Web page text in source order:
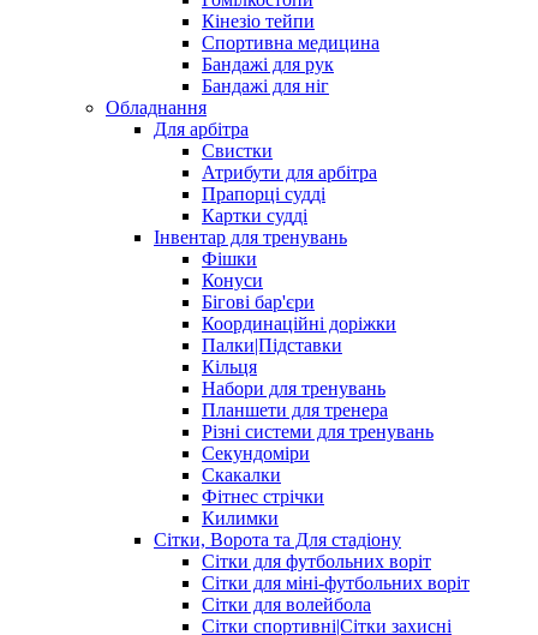
Кінезіо тейпи
Спортивна медицина
Бандажі для рук
Бандажі для ніг
Обладнання
Для арбітра
Свистки
Атрибути для арбітра
Прапорці судді
Картки судді
Інвентар для тренувань
Фішки
Конуси
Бігові бар'єри
Координаційні доріжки
Палки|Підставки
Кільця
Набори для тренувань
Планшети для тренера
Різні системи для тренувань
Секундоміри
Скакалки
Фітнес стрічки
Килимки
Сітки, Ворота та Для стадіону
Сітки для футбольних воріт
Сітки для міні-футбольних воріт
Сітки для волейбола
Сітки спортивні|Cітки захисні